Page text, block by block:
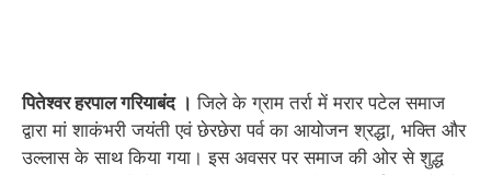
पितेश्वर हरपाल गरियाबंद । जिले के ग्राम तर्रा में मरार पटेल समाज
द्वारा मां शाकंभरी जयंती एवं छेरछेरा पर्व का आयोजन श्रद्धा, भक्ति और
उल्लास के साथ किया गया। इस अवसर पर समाज की ओर से शुद्ध